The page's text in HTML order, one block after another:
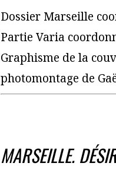
Dossier Marseille
Partie Varia
Graphisme de la
photomontage de
MARSEILLE.